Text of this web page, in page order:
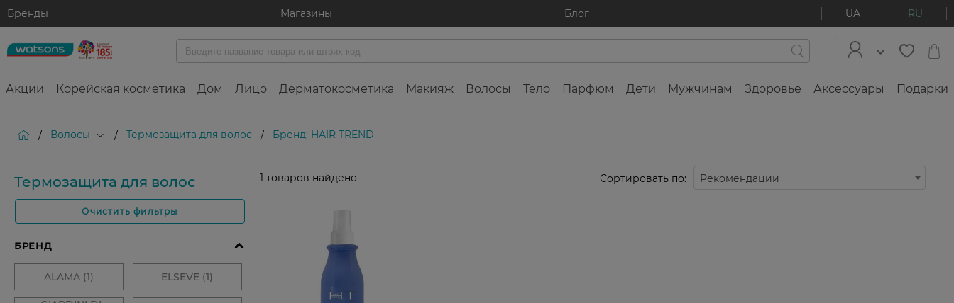
Бренды Магазины Блог UA RU
Акции Корейская косметика Дом Лицо Дерматокосметика Макияж Волосы Тело Парфюм Дети Мужчинам Здоровье Аксессуары Подарки
/ Волосы / Термозащита для волос / Бренд: HAIR TREND
Термозащита для волос
Очистить фильтры
1 товаров найдено Сортировать по: Рекомендации